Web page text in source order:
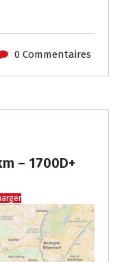
0 Commentaires
– 1700D+